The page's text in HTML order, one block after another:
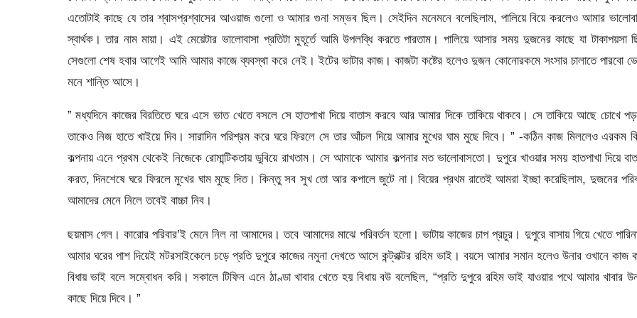
এতোটাই কাছে যে তার শ্বাসপ্রশ্বাসের আওয়াজ গুলো ও আমার গুনা সম্ভব ছিল। সেইদিন মনেমনে বলেছিলাম, পালিয়ে বিয়ে করলেও আমার
স্বার্থক। তার নাম মায়া। এই মেয়েটার ভালোবাসা প্রতিটা মুহূর্তে আমি উপলব্ধি করতে পারতাম। পালিয়ে আসার সময় দুজনের কাছে যা টাকাপয়সা
সেগুলো শেষ হবার আগেই আমি আমার কাজে ব্যবস্থা করে নেই। ইটের ভাটার কাজ। কাজটা কষ্টের হলেও দুজন কোনোরকমে সংসার চালাতে পারবো
মনে শান্তি আসে।
” মধ্যদিনে কাজের বিরতিতে ঘরে এসে ভাত খেতে বসলে সে হাতপাখা দিয়ে বাতাস করবে আর আমার দিকে তাকিয়ে থাকবে। সে তাকিয়ে আছে চোখে
তাকেও নিজ হাতে খাইয়ে দিব। সারাদিন পরিশ্রম করে ঘরে ফিরলে সে তার আঁচল দিয়ে আমার মুখের ঘাম মুছে দিবে। ” -কঠিন কাজ মিললেও এরকম
কল্পনায় এনে প্রথম থেকেই নিজেকে রোমান্টিকতায় ডুবিয়ে রাখতাম। সে আমাকে আমার কল্পনার মত ভালোবাসতো। দুপুরে খাওয়ার সময় হাতপাখা দিয়ে
করত, দিনশেষে ঘরে ফিরলে মুখের ঘাম মুছে দিত। কিন্তু সব সুখ তো আর কপালে জুটে না। বিয়ের প্রথম রাতেই আমরা ইচ্ছা করেছিলাম, দুজনের
আমাদের মেনে নিলে তবেই বাচ্চা নিব।
ছয়মাস গেল। কারোর পরিবার’ই মেনে নিল না আমাদের। তবে আমাদের মাঝে পরিবর্তন হলো। ভাটায় কাজের চাপ প্রচুর। দুপুরে বাসায় গিয়ে খেতে
আমার ঘরের পাশ দিয়েই মটরসাইকেলে চড়ে প্রতি দুপুরে কাজের নমুনা দেখতে আসে কন্ট্রাক্টর রহিম ভাই। বয়সে আমার সমান হলেও উনার ওখানে কাজ
বিধায় ভাই বলে সম্বোধন করি। সকালে টিফিন এনে ঠাণ্ডা খাবার খেতে হয় বিধায় বউ বলেছিল, “প্রতি দুপুরে রহিম ভাই যাওয়ার পথে আমার খাবার
কাছে দিয়ে দিবে। ”